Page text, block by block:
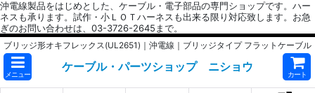
沖電線製品をはじめとした、ケーブル・電子部品の専門ショップです。ハー
ネスも承ります。試作・小ＬＯＴハーネスも出来る限り対応致します。お急
ぎのお問い合わせは、03-3726-2645まで。
ブリッジ形オキフレックス(UL2651)｜沖電線｜ブリッジタイプ フラットケーブル
メニュー
ケーブル・パーツショップ ニショウ
カート